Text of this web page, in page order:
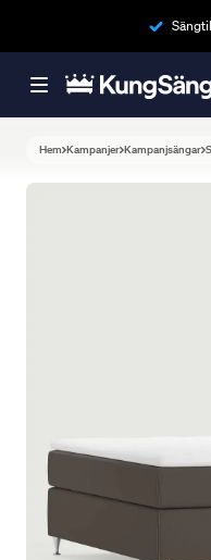
Hem Kampanjer Kampanjsängar